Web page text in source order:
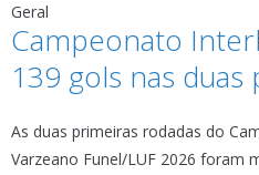
Geral
Campeonato
139 gols nas
As duas primeiras rodadas do
Varzeano Funel/LUF 2026 foram